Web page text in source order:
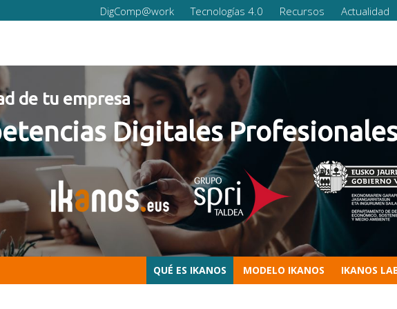
DigComp@work Tecnologías 4.0 Recursos Actualidad
Digitales Profesionales para
QUÉ ES IKANOS MODELO IKANOS IKANOS